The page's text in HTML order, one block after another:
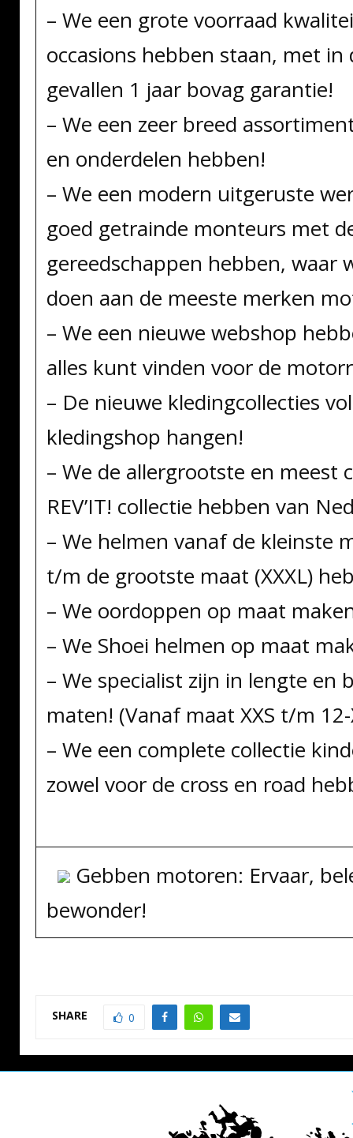
– We een grote voorraad
occasions hebben staan, met in
gevallen 1 jaar bovag garantie!
– We een zeer breed
en onderdelen hebben!
– We een modern uitgeruste
goed getrainde monteurs met
gereedschappen hebben, waar
doen aan de meeste merken
– We een nieuwe webshop
alles kunt vinden voor de
– De nieuwe kledingcollecties
kledingshop hangen!
– We de allergrootste en meest
REV’IT! collectie hebben van
– We helmen vanaf de kleinste
t/m de grootste maat (XXXL)
– We oordoppen op maat
– We Shoei helmen op maat
– We specialist zijn in lengte en
maten! (Vanaf maat XXS t/m 12-
– We een complete collectie
zowel voor de cross en road
Gebben motoren: Ervaar,
bewonder!
SHARE 0